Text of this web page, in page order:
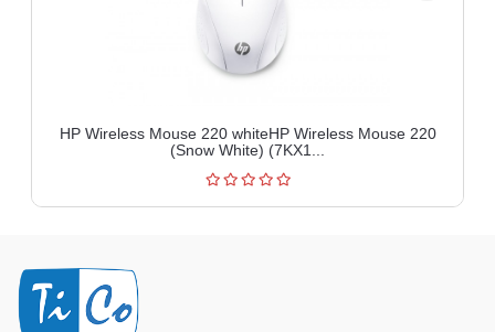
HP Wireless Mouse 220 whiteHP Wireless Mouse 220
(Snow White) (7KX1...